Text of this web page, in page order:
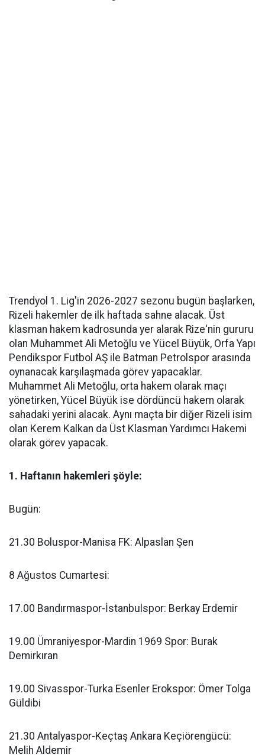
Trendyol 1. Lig'in 2026-2027 sezonu bugün başlarken,
Rizeli hakemler de ilk haftada sahne alacak. Üst
klasman hakem kadrosunda yer alarak Rize'nin gururu
olan Muhammet Ali Metoğlu ve Yücel Büyük, Orfa Yapı
Pendikspor Futbol AŞ ile Batman Petrolspor arasında
oynanacak karşılaşmada görev yapacaklar.
Muhammet Ali Metoğlu, orta hakem olarak maçı
yönetirken, Yücel Büyük ise dördüncü hakem olarak
sahadaki yerini alacak. Aynı maçta bir diğer Rizeli isim
olan Kerem Kalkan da Üst Klasman Yardımcı Hakemi
olarak görev yapacak.
1. Haftanın hakemleri şöyle:
Bugün:
21.30 Boluspor-Manisa FK: Alpaslan Şen
8 Ağustos Cumartesi:
17.00 Bandırmaspor-İstanbulspor: Berkay Erdemir
19.00 Ümraniyespor-Mardin 1969 Spor: Burak
Demirkıran
19.00 Sivasspor-Turka Esenler Erokspor: Ömer Tolga
Güldibi
21.30 Antalyaspor-Keçtaş Ankara Keçiörengücü:
Melih Aldemir